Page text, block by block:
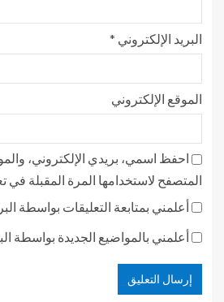
البريد الإلكتروني *
الموقع الإلكتروني
احفظ اسمي، بريدي الإلكتروني،
المتصفح لاستخدامها المرة المقبلة في
أعلمني بمتابعة التعليقات بواسطة
أعلمني بالمواضيع الجديدة بواسطة